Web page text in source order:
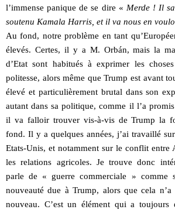
l’immense panique de se dire « Merde ! Il
soutenu Kamala Harris, et il va nous en
Au fond, notre problème en tant
élevés. Certes, il y a M. Orbán, mais la
d’Etat sont habitués à exprimer les
politesse, alors même que Trump est avant
élevé et particulièrement brutal dans son
autant dans sa politique, comme il l’a
il va falloir trouver vis-à-vis de Trump la
fond. Il y a quelques années, j’ai travaillé
Etats-Unis, et notamment sur le conflit entre
les relations agricoles. Je trouve donc
parle de « guerre commerciale » comme
nouveauté due à Trump, alors que cela n’a
nouveau. C’est un élément qui a toujours